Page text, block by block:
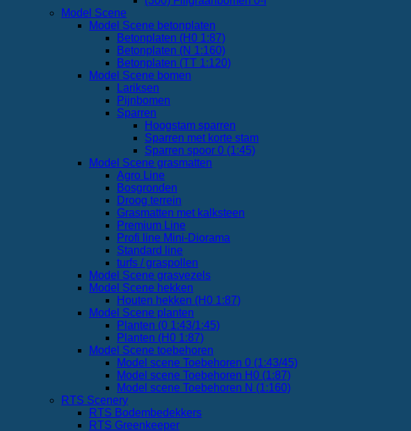
Model Scene
Model Scene betonplaten
Betonplaten (H0 1:87)
Betonplaten (N 1:160)
Betonplaten (TT 1:120)
Model Scene bomen
Lariksen
Pijnbomen
Sparren
Hoogstam sparren
Sparren met korte stam
Sparren spoor 0 (1:45)
Model Scene grasmatten
Agro Line
Bosgronden
Droog terrein
Grasmatten met kalksteen
Premium Line
Profi line Mini-Diorama
Standard line
turfs / graspollen
Model Scene grasvezels
Model Scene hekken
Houten hekken (H0 1:87)
Model Scene planten
Planten (0 1:43/1:45)
Planten (H0 1:87)
Model Scene toebehoren
Model scene Toebehoren 0 (1:43/45)
Model scene Toebehoren H0 (1:87)
Model scene Toebehoren N (1:160)
RTS Scenery
RTS Bodembedekkers
RTS Greenkeeper